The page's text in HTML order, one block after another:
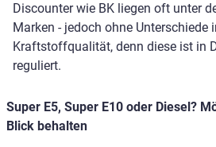
Discounter wie BK liegen oft unter
Marken - jedoch ohne Unterschiede
Kraftstoffqualität, denn diese ist in
reguliert.
Super E5, Super E10 oder Diesel?
Blick behalten